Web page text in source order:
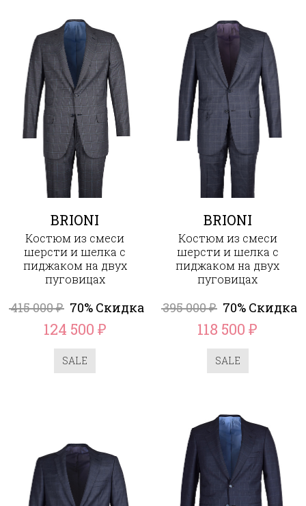
BRIONI
Костюм из смеси
шерсти и шелка с
пиджаком на двух
пуговицах
415 000₽ 70% Скидка
124 500 ₽
SALE
BRIONI
Костюм из смеси
шерсти и шелка с
пиджаком на двух
пуговицах
395 000₽ 70% Скидка
118 500₽
SALE